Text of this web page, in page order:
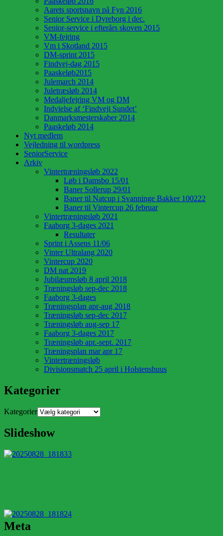
Aarets sportsnavn på Fyn 2016
Senior Service i Dyreborg i dec.
Senior-service i efterårs skoven 2015
VM-fejring
Vm i Skotland 2015
DM-sprint 2015
Findvej-dag 2015
Paaskeløb2015
Julemarch 2014
Juletræsløb 2014
Medaljefejring VM og DM
Indvielse af ‘Findveji Sundet’
Danmarksmesterskaber 2014
Paaskeløb 2014
Nyt medlem
Vejledning til wordpress
SeniorService
Arkiv
Vintertræningsløb 2022
Løb i Damsbo 15/01
Baner Sollerup 29/01
Baner til Natcup i Svanninge Bakker 100222
Baner til Vintercup 26 februar
Vintertræningsløb 2021
Faaborg 3-dages 2021
Resultater
Sprint i Assens 11/06
Vinter Ultralang 2020
Vintercup 2020
DM nat 2019
Jubilæumsløb 8 april 2018
Træningsløb sep-dec 2018
Faaborg 3-dages
Træningsplan apr-aug 2018
Træningsløb sep-dec 2017
Træningsløb aug-sep 17
Faaborg 3-dages 2017
Træningsløb apr.-sept. 2017
Træningsplan mar apr 17
Vintertræningsløb
Divisionsmatch 25 april i Holstenshuus
Kategorier
Kategorier
Slideshow
Meta